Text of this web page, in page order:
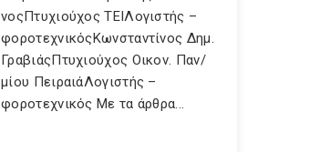
νοςΠτυχιούχος ΤΕΙΛογιστής –
φοροτεχνικόςΚωνσταντίνος Δημ.
ΓραβιάςΠτυχιούχος Οικον. Παν/
μίου ΠειραιάΛογιστής –
φοροτεχνικός Με τα άρθρα...